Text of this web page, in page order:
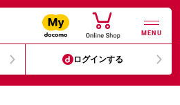
MENU
ログインする